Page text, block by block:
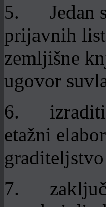
5. Jedan
prijavnih
zemljišne
ugovor
6. izraditi
etažni
graditeljstvo
7.